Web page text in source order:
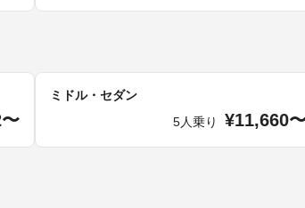
ミドル・セダン
5人乗り
¥11,660